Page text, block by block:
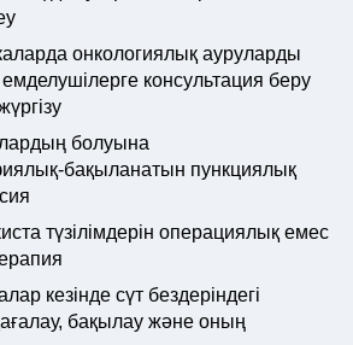
онкологиялық ауруларды
консультация беру
болуына
бақыланатын пункциялық
түзілімдерін операциялық емес
кезінде сүт бездеріндегі
бақылау және оның